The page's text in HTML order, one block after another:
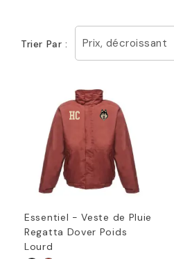
Trier Par : Prix, décroissant
Essentiel - Veste de Pluie
Regatta Dover Poids
Lourd